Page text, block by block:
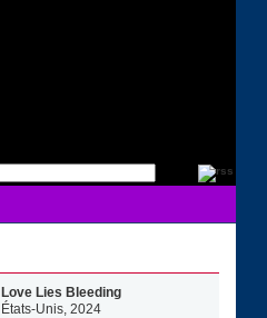
Love Lies Bleeding
États-Unis, 2024